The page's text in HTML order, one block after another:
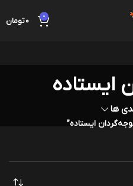
0
0تومان
ایستاده
ها
ایستاده”